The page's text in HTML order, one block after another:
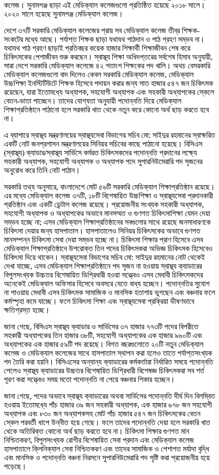
কলেজ। সুনামগঞ্জ ছাড়া এই মেডিক্যাল কলেজগুলো প্রতিষ্ঠিত হয়েছে ২০১৮ সালে।
২০২০ সালে হয়েছে সুনামগঞ্জ মেডিক্যাল কলেজ।
দেশে ৩৭টি সরকারি মেডিক্যাল কলেজের প্রায় সব মেডিক্যাল কলেজ তীব্র শিক্ষক-
সংকটের মধ্যে আছে। পর্যাপ্ত শিক্ষক ছাড়া যথাযথ পাঠদান ও পাঠ গ্রহণ সম্ভব না।
যথাযথ পাঠ গ্রহণ ছাড়াই প্রতিবছর কয়েক হাজার শিক্ষার্থী শিক্ষাজীবন শেষ করে
চিকিৎসকের পেশাজীবন শুরু করছেন। স্বাস্থ্য শিক্ষা অধিদপ্তরের সর্বশেষ হিসাব অনুযায়ী,
সারা দেশে সরকারি মেডিক্যাল কলেজে ৪২ শতাংশ শিক্ষকের পদ খালি। অথচ বেসরকারি
মেডিক্যাল কলেজগুলো বাদ দিলেও কেবল সরকারি মেডিক্যাল কলেজ, মেডিক্যাল
উচ্চশিক্ষা ইনস্টিটিউটে শিক্ষক হিসেবে পদায়ন করার জন্য সাত হাজার ৫৪৭ জন চিকিৎসক
রয়েছেন, যারা ইতোমধ্যে অধ্যাপক, সহযোগী অধ্যাপক এবং সহকারী অধ্যাপকের স্কেলে
বেতন-ভাতা পাচ্ছেন। তাদের যোগ্যতা অনুযায়ী পদোন্নতি দিয়ে মেডিক্যাল
শিক্ষাপ্রতিষ্ঠানে পাঠানো হলে সরকারি খাত থেকে নতুন করে কোনো অর্থ ছাড় করতে হবে
না।
এ ব্যাপারে স্বাস্থ্য মন্ত্রণালয়ের স্বাস্থ্যসেবা বিভাগের সচিব মো: সাইদুর রহমানের স্বাক্ষরিত
একটি নোট জনপ্রশাসন মন্ত্রণালয়ের সিনিয়র সচিবের কাছে পাঠানো হয়েছে। বিসিএস
(স্বাস্থ্য) ক্যাডার/স্বাস্থ্য সার্ভিসে কর্মরত চিকিৎসকদের পদোন্নতি প্রদানের লক্ষ্যে
সহকারী অধ্যাপক, সহযোগী অধ্যাপক ও অধ্যাপক পদে সুপারনিউমেরারি পদ সৃজনের
অনুরোধ করে তিনি নোট পাঠান।
সরকারি তথ্য অনুসারে, বাংলাদেশে মোট ৫৬টি সরকারি মেডিক্যাল শিক্ষাপ্রতিষ্ঠান রয়েছে।
এর মধ্যে মেডিক্যাল কলেজ ৩৭টি, ১৮টি বিশেষায়িত উচ্চশিক্ষা ও স্বাস্থ্যসেবা প্রদানকারী
প্রতিষ্ঠান এবং একটি ডেন্টাল কলেজ রয়েছে। প্রয়োজনীয় সংখ্যক সহকারী অধ্যাপক,
সহযোগী অধ্যাপক ও অধ্যাপকের অভাবে মানসম্মত ও গুণগত চিকিৎসাশিক্ষা যেমন দেয়া
সম্ভব হচ্ছে না; এসব মেডিক্যাল শিক্ষাপ্রতিষ্ঠানের সবগুলোর সাথে রয়েছে জনসাধারণকে
চিকিৎসা দেয়ার জন্য হাসপাতাল। হাসপাতালেও সিনিয়র চিকিৎসকের অভাবে গুণগত
মানসম্পন্ন চিকিৎসা সেবা দেয়া সম্ভব হচ্ছে না। চিকিৎসা শিক্ষার প্রাণ হিসেবে এসব
মেডিক্যাল শিক্ষাপ্রতিষ্ঠানে উপরোক্ত তিন পদের চিকিৎসকরা অভিজ্ঞ চিকিৎসক হিসেবেও
চিকিৎসা দিয়ে থাকেন। স্বাস্থ্যসেবা বিভাগের সচিব মো: সাইদুর রহমানের নোট থেকেই
দেখা যাচ্ছে, এসব মেডিক্যাল শিক্ষাপ্রতিষ্ঠানে পদ সৃজন না হওয়ায় স্বাস্থ্য ক্যাডারের
বিপুলসংখ্যক উচ্চতর বিশেষায়িত ডিগ্রিধারী হওয়া সত্ত্বেও এসব মেধাবী চিকিৎসকদের
অনেকেই মেডিক্যাল অফিসার হিসেবে অবসরে যেতে বাধ্য হচ্ছেন। পদোন্নতির সুযোগ
না পাওয়ায় মেধাবী এসব চিকিৎসক সামাজিক ও মানসিক হতাশায় ভুগছেন এবং বঞ্চনার ফলে
কর্মস্পৃহা কমে যাচ্ছে। ফলে চিকিৎসা শিক্ষা এবং স্বাস্থ্যসেবা প্রক্রিয়া ভীষণভাবে
ক্ষতিগ্রস্ত হচ্ছে।
জানা গেছে, বিসিএস স্বাস্থ্য ক্যাডার ও সার্ভিসের ৩৭ হাজার ৭৭৩টি পদের বিপরীতে
সহকারী অধ্যাপকের তিন হাজার ৩৮টি, সহযোগী অধ্যাপকের এক হাজার ৯৬০টি এবং
অধ্যাপকের এক হাজার ৫৯টি পদ রয়েছে। বিগত বছরগুলোতে ২০টি নতুন মেডিক্যাল
কলেজ ও মেডিক্যাল কলেজের সাথে হাসপাতাল স্থাপন করা হলেও তাতে পর্যাপ্তসংখ্যক
পদ তৈরি করা হয়নি। বিসিএসের অন্যান্য ক্যাডারের কর্মকর্তারা নির্ধারিত সময়ে পদোন্নতি
পেলেও স্বাস্থ্য ক্যাডারের উচ্চতর বিশেষায়িত ডিগ্রিধারী বিশেষজ্ঞ চিকিৎসকরা সব শর্ত
পূরণ করা সত্ত্বেও সময় মতো পদোন্নতি না পেয়ে বঞ্চনার শিকার হচ্ছেন।
জানা গেছে, পদের অভাবে স্বাস্থ্য ক্যাডারের অথবা সার্ভিসের পদোন্নতি দীর্ঘ দিন বিলম্বিত
হওয়ায় ইতোমধ্যে পাঁচ হাজার ৩৯ জন সহকারী অধ্যাপক, এক হাজার ৬৭৮ জন সহযোগী
অধ্যাপক এবং ৮৩০ জন অধ্যাপকসহ মোট পাঁচ হাজার ৫৪৭ জন চিকিৎসকের বেতন
স্কেল পরবর্তী ধাপে উন্নীত হয়ে গেছে। ফলে তাদের পদোন্নতি দেয়া হলে সরকারি খাত
থেকে অতিরিক্ত কোনো অর্থ ছাড় করতে হবে না। চিকিৎসা শিক্ষার গুণগত মান
নিশ্চিতকরণ, বিপুলসংখ্যক রোগীর বিশেষায়িত সেবা প্রদান এবং মেডিক্যাল কলেজ
হাসপাতালে ক্লিনিক্যাল সেবা নিশ্চিতকরণ এবং তাদের সামাজিক ও পেশাগত মর্যাদা বৃদ্ধি
এবং মানসিক ও পদোন্নতি বঞ্চনা নিরসনে সুপারনিউমেরারি পদ সৃষ্টি করা প্রয়োজনীয় হয়ে
পড়েছে।